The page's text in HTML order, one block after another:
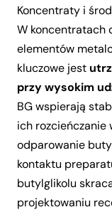
Koncentraty i
W koncentratach
elementów
kluczowe jest
przy wysokim
BG wspierają
ich rozcieńczanie
odparowanie
kontaktu
butylglikolu
projektowaniu